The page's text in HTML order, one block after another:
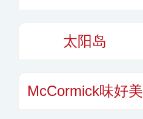
太阳岛
McCormick味好美